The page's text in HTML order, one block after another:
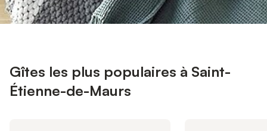
Gîtes les plus populaires à Saint-
Étienne-de-Maurs